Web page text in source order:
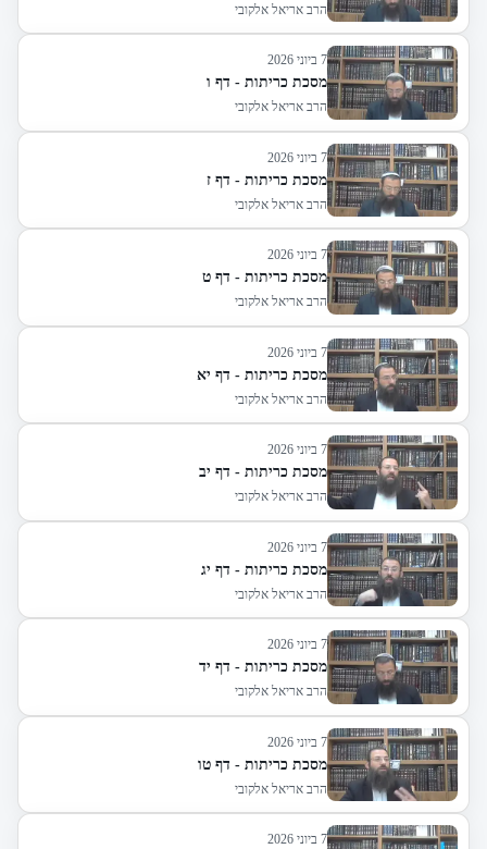
הרב אריאל אלקובי
7 ביוני 2026
מסכת כריתות - דף ו
הרב אריאל אלקובי
7 ביוני 2026
מסכת כריתות - דף ז
הרב אריאל אלקובי
7 ביוני 2026
מסכת כריתות - דף ט
הרב אריאל אלקובי
7 ביוני 2026
מסכת כריתות - דף יא
הרב אריאל אלקובי
7 ביוני 2026
מסכת כריתות - דף יב
הרב אריאל אלקובי
7 ביוני 2026
מסכת כריתות - דף יג
הרב אריאל אלקובי
7 ביוני 2026
מסכת כריתות - דף יד
הרב אריאל אלקובי
7 ביוני 2026
מסכת כריתות - דף טו
הרב אריאל אלקובי
7 ביוני 2026